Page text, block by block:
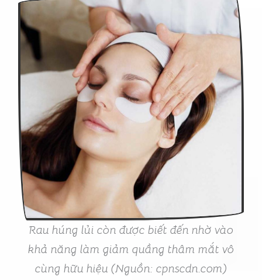
Rau húng lủi còn được biết đến nhờ vào
khả năng làm giảm quầng thâm mắt vô
cùng hữu hiệu (Nguồn: cpnscdn.com)